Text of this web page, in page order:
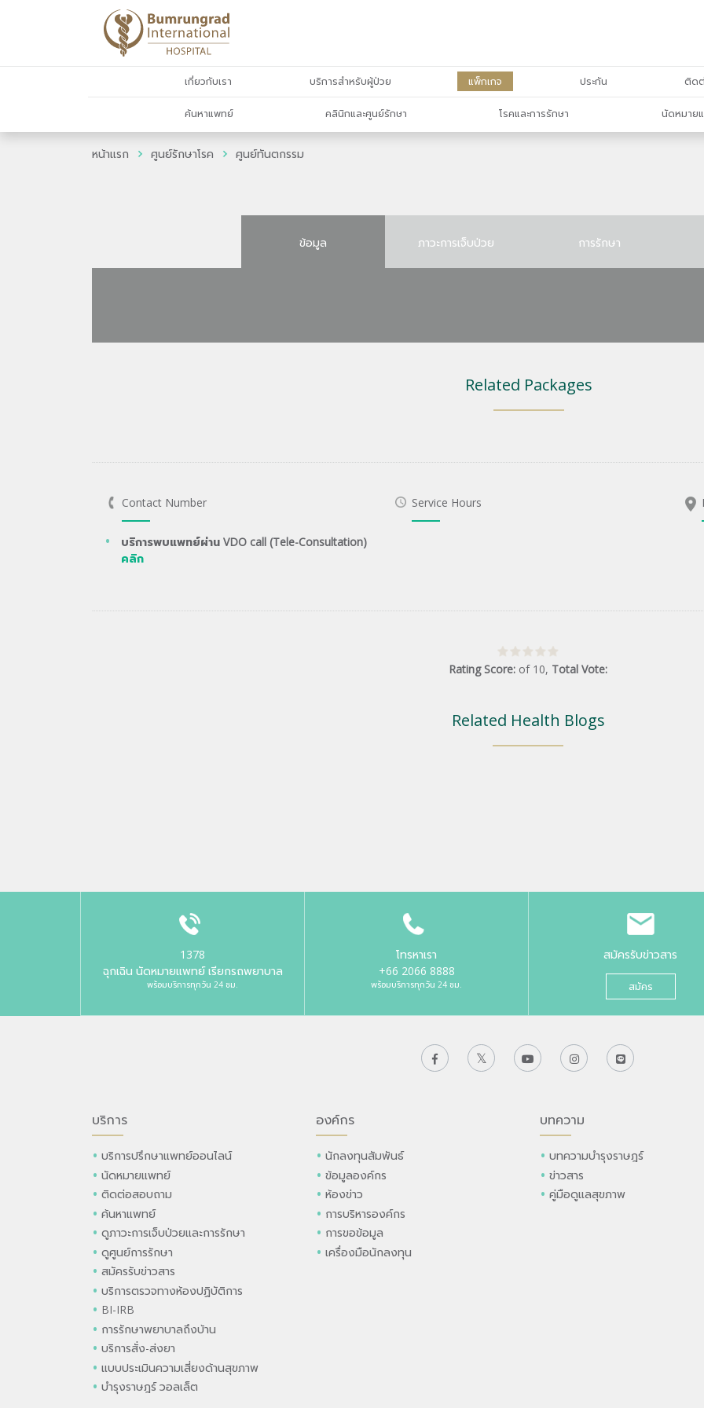
เกี่ยวกับเรา บริการสำหรับผู้ป่วย แพ็กเกจ ประกัน ติดต่
ค้นหาแพทย์ คลินิกและศูนย์รักษา โรคและการรักษา นัดหมาย
หน้าแรก ศูนย์รักษาโรค ศูนย์ทันตกรรม
ข้อมูล ภาวะการเจ็บป่วย การรักษา
Related Packages
Contact Number
บริการพบแพทย์ผ่าน VDO call (Tele-Consultation)
คลิก
Service Hours
Rating Score: of 10, Total Vote:
Related Health Blogs
1378
ฉุกเฉิน นัดหมายแพทย์ เรียกรถพยาบาล
พร้อมบริการทุกวัน 24 ชม.
โทรหาเรา
+66 2066 8888
พร้อมบริการทุกวัน 24 ชม.
สมัครรับข่าวสาร
สมัคร
บริการ
บริการปรึกษาแพทย์ออนไลน์
นัดหมายแพทย์
ติดต่อสอบถาม
ค้นหาแพทย์
ดูภาวะการเจ็บป่วยและการรักษา
ดูศูนย์การรักษา
สมัครรับข่าวสาร
บริการตรวจทางห้องปฏิบัติการ
BI-IRB
การรักษาพยาบาลถึงบ้าน
บริการสั่ง-ส่งยา
แบบประเมินความเสี่ยงด้านสุขภาพ
บำรุงราษฎร์ วอลเล็ต
องค์กร
นักลงทุนสัมพันธ์
ข้อมูลองค์กร
ห้องข่าว
การบริหารองค์กร
การขอข้อมูล
เครื่องมือนักลงทุน
บทความ
บทความบำรุงราษฎร์
ข่าวสาร
คู่มือดูแลสุขภาพ